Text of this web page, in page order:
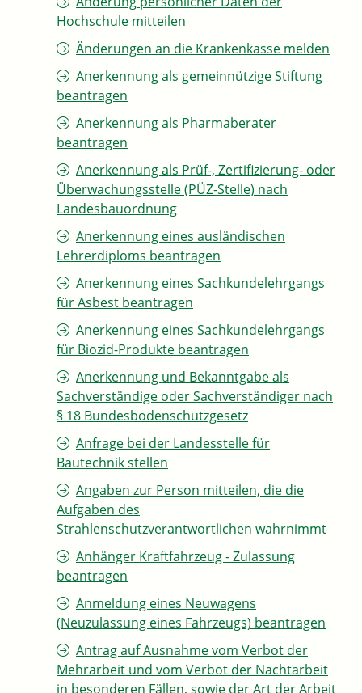
Hochschule mitteilen
Änderungen an die Krankenkasse melden
Anerkennung als gemeinnützige Stiftung
beantragen
Anerkennung als Pharmaberater
beantragen
Anerkennung als Prüf-, Zertifizierung- oder
Überwachungsstelle (PÜZ-Stelle) nach
Landesbauordnung
Anerkennung eines ausländischen
Lehrerdiploms beantragen
Anerkennung eines Sachkundelehrgangs
für Asbest beantragen
Anerkennung eines Sachkundelehrgangs
für Biozid-Produkte beantragen
Anerkennung und Bekanntgabe als
Sachverständige oder Sachverständiger nach
§ 18 Bundesbodenschutzgesetz
Anfrage bei der Landesstelle für
Bautechnik stellen
Angaben zur Person mitteilen, die die
Aufgaben des
Strahlenschutzverantwortlichen wahrnimmt
Anhänger Kraftfahrzeug - Zulassung
beantragen
Anmeldung eines Neuwagens
(Neuzulassung eines Fahrzeugs) beantragen
Antrag auf Ausnahme vom Verbot der
Mehrarbeit und vom Verbot der Nachtarbeit
in besonderen Fällen, sowie der Art der Arbeit